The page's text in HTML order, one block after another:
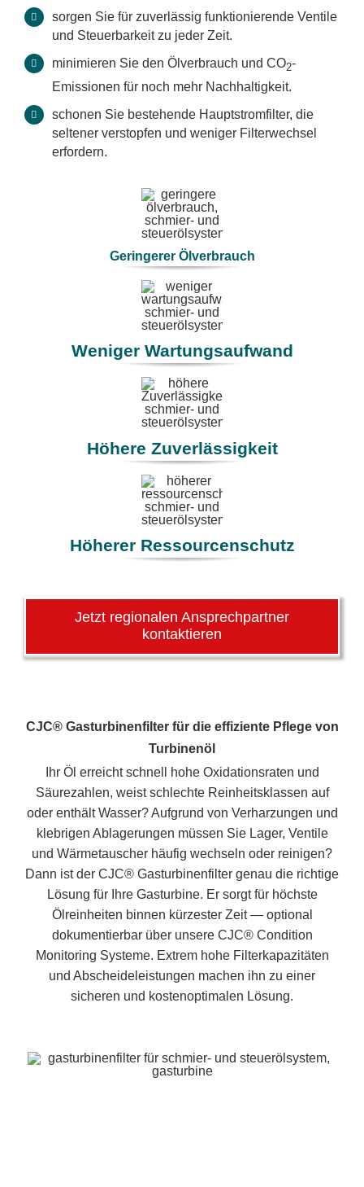
sorgen Sie für zuverlässig funktionierende Ventile
und Steuerbarkeit zu jeder Zeit.
minimieren Sie den Ölverbrauch und CO2-
Emissionen für noch mehr Nachhaltigkeit.
schonen Sie bestehende Hauptstromfilter, die
seltener verstopfen und weniger Filterwechsel
erfordern.
Geringerer Ölverbrauch
Weniger Wartungsaufwand
Höhere Zuverlässigkeit
Höherer Ressourcenschutz
Jetzt regionalen Ansprechpartner
kontaktieren
CJC® Gasturbinenfilter für die effiziente Pflege von
Turbinenöl
Ihr Öl erreicht schnell hohe Oxidationsraten und
Säurezahlen, weist schlechte Reinheitsklassen auf
oder enthält Wasser? Aufgrund von Verharzungen und
klebrigen Ablagerungen müssen Sie Lager, Ventile
und Wärmetauscher häufig wechseln oder reinigen?
Dann ist der CJC® Gasturbinenfilter genau die richtige
Lösung für Ihre Gasturbine. Er sorgt für höchste
Ölreinheiten binnen kürzester Zeit — optional
dokumentierbar über unsere CJC® Condition
Monitoring Systeme. Extrem hohe Filterkapazitäten
und Abscheideleistungen machen ihn zu einer
sicheren und kostenoptimalen Lösung.